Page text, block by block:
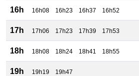
16h 16h08 16h23 16h37 16h52
17h 17h06 17h23 17h39 17h53
18h 18h08 18h24 18h41 18h55
19h 19h19 19h47